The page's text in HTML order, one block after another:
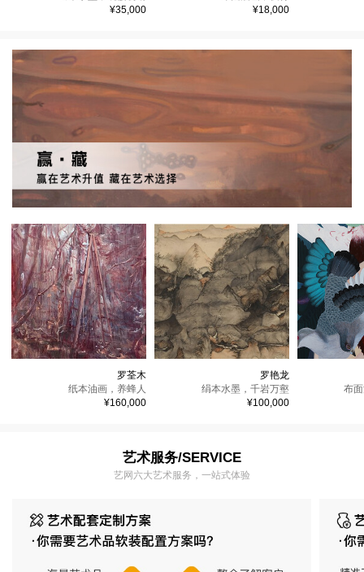
¥35,000
¥18,000
罗荃木
养蜂人
纸本油画，
¥160,000
罗艳龙
千岩万壑
绢本水墨，
¥100,000
布
艺术服务/SERVICE
艺网六大艺术服务，一站式体验